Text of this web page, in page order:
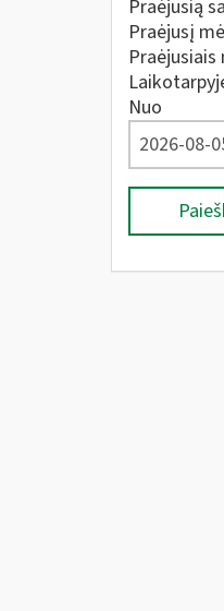
Praėjusią
Praėjusį
Nuo